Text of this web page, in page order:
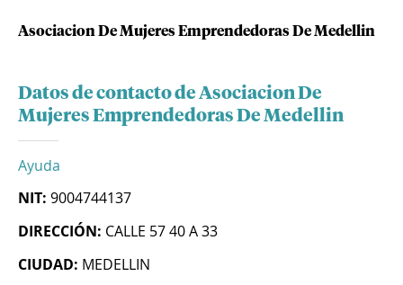
Asociacion De Mujeres Emprendedoras De Medellin
Datos de contacto de Asociacion De
Mujeres Emprendedoras De Medellin
Ayuda
NIT: 9004744137
DIRECCIÓN: CALLE 57 40 A 33
CIUDAD: MEDELLIN